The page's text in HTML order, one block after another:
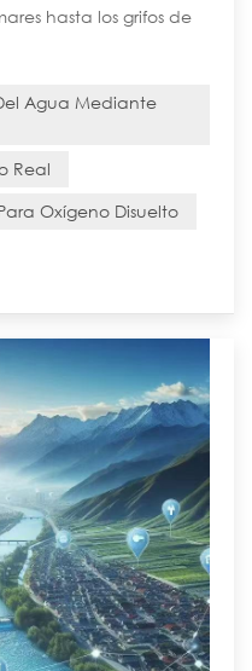
hasta los grifos de
con la seguridad
y el desarrollo
Anteriormente,
era una tarea tediosa
Agua Mediante
Real
Oxígeno Disuelto